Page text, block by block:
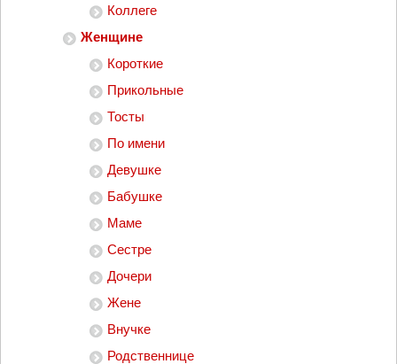
Коллеге
Женщине
Короткие
Прикольные
Тосты
По имени
Девушке
Бабушке
Маме
Сестре
Дочери
Жене
Внучке
Родственнице